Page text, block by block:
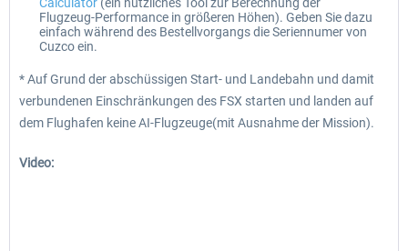
Flugzeug-Performance in größeren Höhen). Geben Sie dazu
einfach während des Bestellvorgangs die Seriennumer von
Cuzco ein.
* Auf Grund der abschüssigen Start- und Landebahn und damit
verbundenen Einschränkungen des FSX starten und landen auf
dem Flughafen keine AI-Flugzeuge(mit Ausnahme der Mission).
Video: